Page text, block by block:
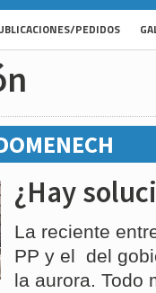
PEDIDOS
¿Hay
La reciente
PP y el del
la aurora. Todo